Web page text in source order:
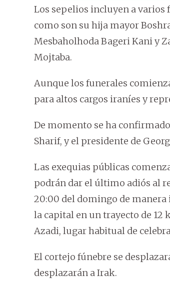
Los sepelios incluyen a varios
como son su hija mayor
Mesbaholhoda Bageri Kani y
Mojtaba.
Aunque los funerales
para altos cargos iraníes y
De momento se ha
Sharif, y el presidente de
Las exequias públicas
podrán dar el último adiós al
20:00 del domingo de
la capital en un trayecto de 12
Azadi, lugar habitual de
El cortejo fúnebre se
desplazarán a Irak.